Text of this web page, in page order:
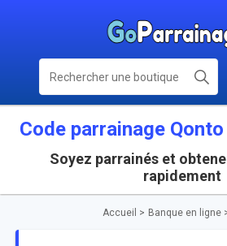
Code parrainage
Soyez parrainés et
rapidement
Accueil > Banque en ligne